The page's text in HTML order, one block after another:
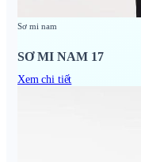
Sơ mi nam
SƠ MI NAM 17
Xem chi tiết